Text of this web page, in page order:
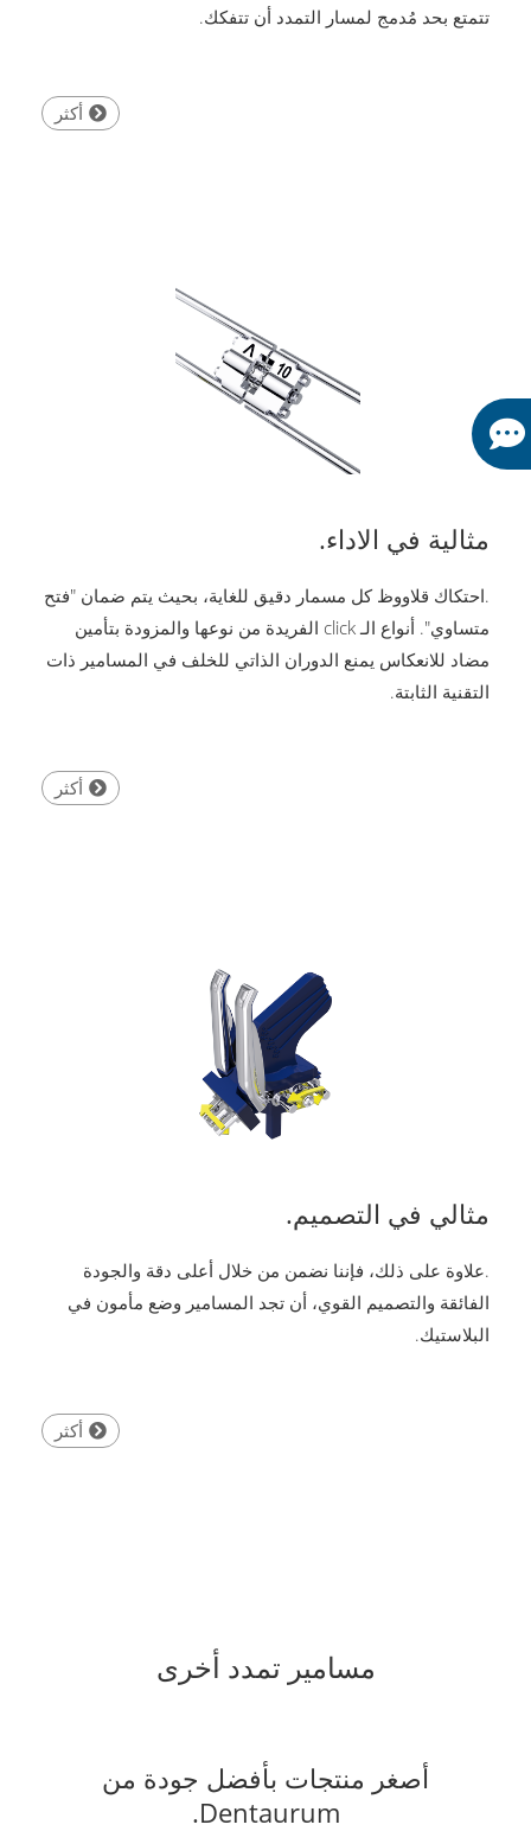
تتمتع بحد مُدمج لمسار التمدد أن تتفكك.
أكثر
مثالية في الاداء.
.احتكاك قلاووظ كل مسمار دقيق للغاية، بحيث يتم ضمان "فتح
متساوي". أنواع الـ click الفريدة من نوعها والمزودة بتأمين
مضاد للانعكاس يمنع الدوران الذاتي للخلف في المسامير ذات
التقنية الثابتة.
أكثر
مثالي في التصميم.
.علاوة على ذلك، فإننا نضمن من خلال أعلى دقة والجودة
الفائقة والتصميم القوي، أن تجد المسامير وضع مأمون في
البلاستيك.
أكثر
مسامير تمدد أخرى
أصغر منتجات بأفضل جودة من
Dentaurum.